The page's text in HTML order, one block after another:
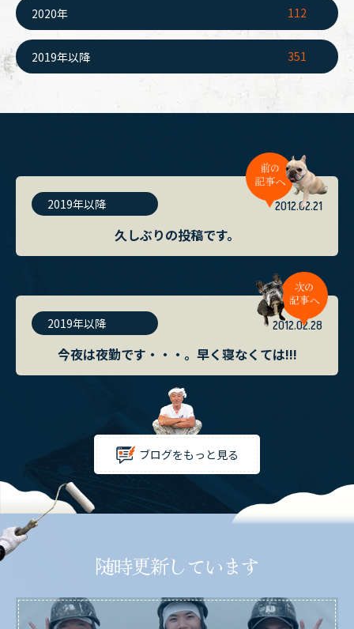
2020年 112
2019年以降 351
2019年以降 2012.02.21
久しぶりの投稿です。
2019年以降 2012.02.28
今夜は夜勤です・・・。早く寝なくては!!!
ブログをもっと見る
随時更新しています